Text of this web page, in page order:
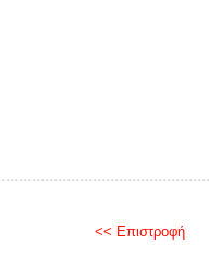
<< Επιστροφή